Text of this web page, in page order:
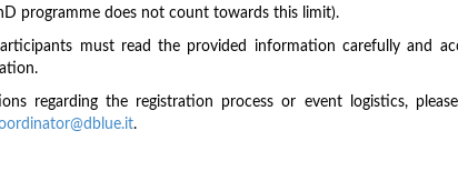
programme does not count towards this limit).
must read the provided information carefully and
regarding the registration process or event logistics,
.